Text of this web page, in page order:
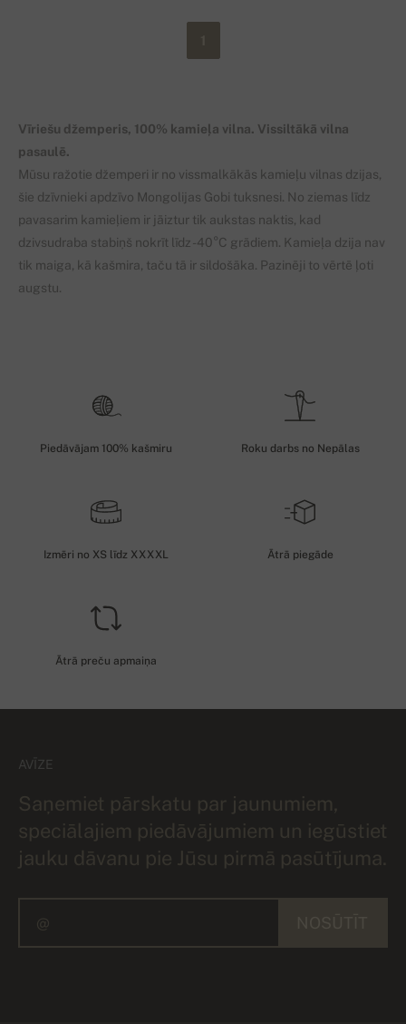
Vīriešu džemperis, 100% kamieļa vilna. Vissiltākā vilna
pasaulē.
Mūsu ražotie džemperi ir no vissmalkākās kamieļu vilnas dzijas,
šie dzīvnieki apdzīvo Mongolijas Gobi tuksnesi. No ziemas līdz
pavasarim kamieļiem ir jāiztur tik aukstas naktis, kad
dzivsudraba stabiņš nokrīt līdz -40°C grādiem. Kamieļa dzija nav
tik maiga, kā kašmira, taču tā ir sildošāka. Pazinēji to vērtē ļoti
augstu.
Piedāvājam 100% kašmiru Roku darbs no Nepālas
Izmēri no XS līdz XXXXL Ātrā piegāde
Ātrā preču apmaiņa
AVĪZE
Saņemiet pārskatu par jaunumiem,
speciālajiem piedāvājumiem un iegūstiet
jauku dāvanu pie Jūsu pirmā pasūtījuma.